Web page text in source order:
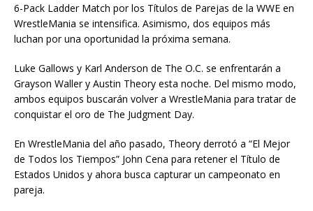
6-Pack Ladder Match por los Títulos de Parejas de la WWE en
WrestleMania se intensifica. Asimismo, dos equipos más
luchan por una oportunidad la próxima semana.
Luke Gallows y Karl Anderson de The O.C. se enfrentarán a
Grayson Waller y Austin Theory esta noche. Del mismo modo,
ambos equipos buscarán volver a WrestleMania para tratar de
conquistar el oro de The Judgment Day.
En WrestleMania del año pasado, Theory derrotó a “El Mejor
de Todos los Tiempos” John Cena para retener el Título de
Estados Unidos y ahora busca capturar un campeonato en
pareja.